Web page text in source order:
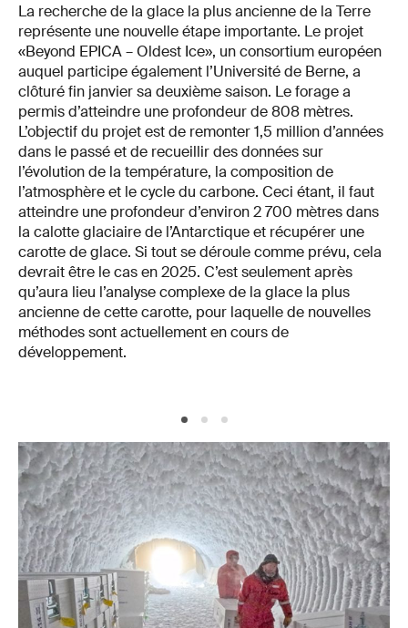
La recherche de la glace la plus ancienne de la Terre
représente une nouvelle étape importante. Le projet
«Beyond EPICA – Oldest Ice», un consortium européen
auquel participe également l’Université de Berne, a
clôturé fin janvier sa deuxième saison. Le forage a
permis d’atteindre une profondeur de 808 mètres.
L’objectif du projet est de remonter 1,5 million d’années
dans le passé et de recueillir des données sur
l’évolution de la température, la composition de
l’atmosphère et le cycle du carbone. Ceci étant, il faut
atteindre une profondeur d’environ 2 700 mètres dans
la calotte glaciaire de l’Antarctique et récupérer une
carotte de glace. Si tout se déroule comme prévu, cela
devrait être le cas en 2025. C’est seulement après
qu’aura lieu l’analyse complexe de la glace la plus
ancienne de cette carotte, pour laquelle de nouvelles
méthodes sont actuellement en cours de
développement.